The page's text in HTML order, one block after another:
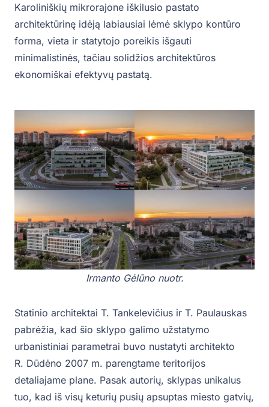
Karoliniškių mikrorajone iškilusio pastato
architektūrinę idėją labiausiai lėmė sklypo kontūro
forma, vieta ir statytojo poreikis išgauti
minimalistinės, tačiau solidžios architektūros
ekonomiškai efektyvų pastatą.
Irmanto Gėlūno nuotr.
Statinio architektai T. Tankelevičius ir T. Paulauskas
pabrėžia, kad šio sklypo galimo užstatymo
urbanistiniai parametrai buvo nustatyti architekto
R. Dūdėno 2007 m. parengtame teritorijos
detaliajame plane. Pasak autorių, sklypas unikalus
tuo, kad iš visų keturių pusių apsuptas miesto gatvių,